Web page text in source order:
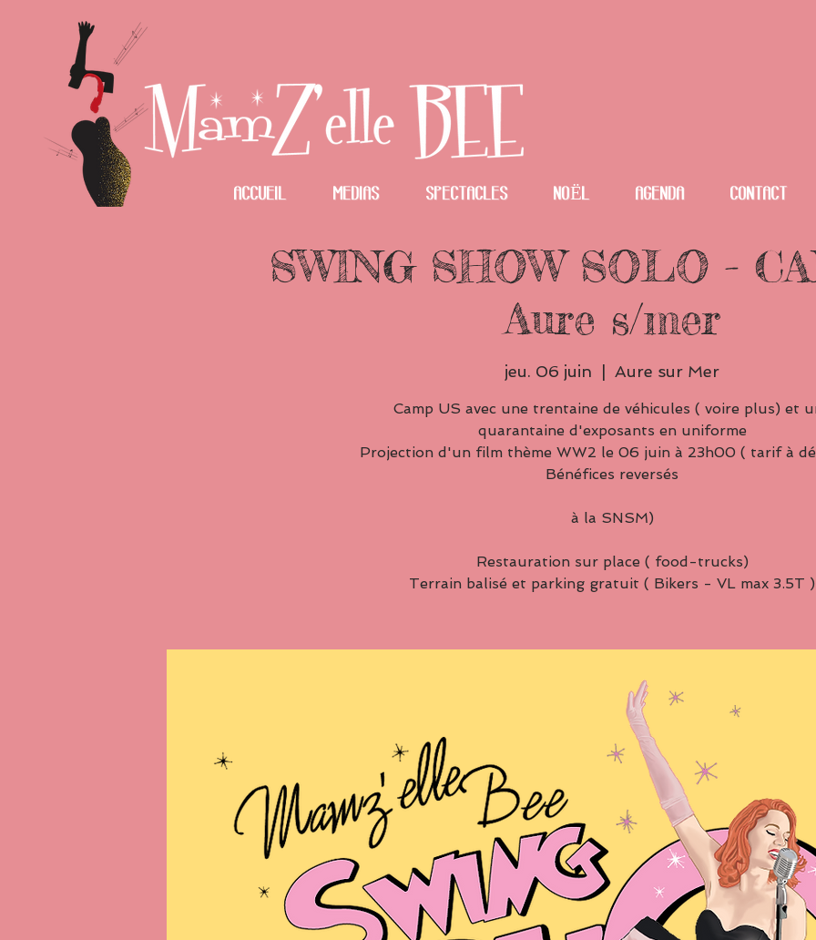
Accueil Medias spectacles NOËL Agenda Contact
SWING SHOW SOLO -
Aure s/mer
jeu. 06 juin Aure sur Mer
Camp US avec une trentaine de véhicules ( voire plus) et
quarantaine d'exposants en uniforme
Projection d'un film thème WW2 le 06 juin à 23h00 ( tarif à
Bénéfices reversés
à la SNSM)
Restauration sur place ( food-trucks)
Terrain balisé et parking gratuit ( Bikers - VL max 3.5T )